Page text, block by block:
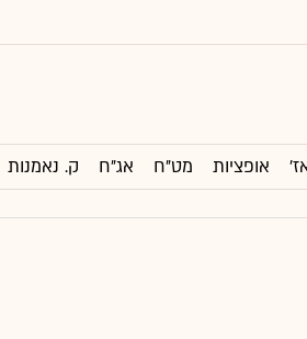
אופציות מט"ח אג"ח ק. נאמנות